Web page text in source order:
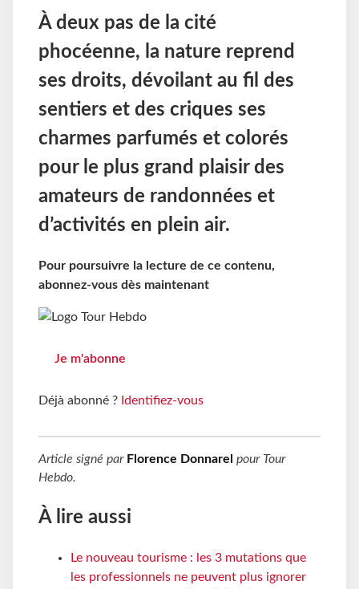
À deux pas de la cité
phocéenne, la nature reprend
ses droits, dévoilant au fil des
sentiers et des criques ses
charmes parfumés et colorés
pour le plus grand plaisir des
amateurs de randonnées et
d’activités en plein air.
Pour poursuivre la lecture de ce contenu,
abonnez-vous dès maintenant
Je m'abonne
Déjà abonné ? Identifiez-vous
Article signé par Florence Donnarel pour Tour
Hebdo.
À lire aussi
Le nouveau tourisme : les 3 mutations que
les professionnels ne peuvent plus ignorer